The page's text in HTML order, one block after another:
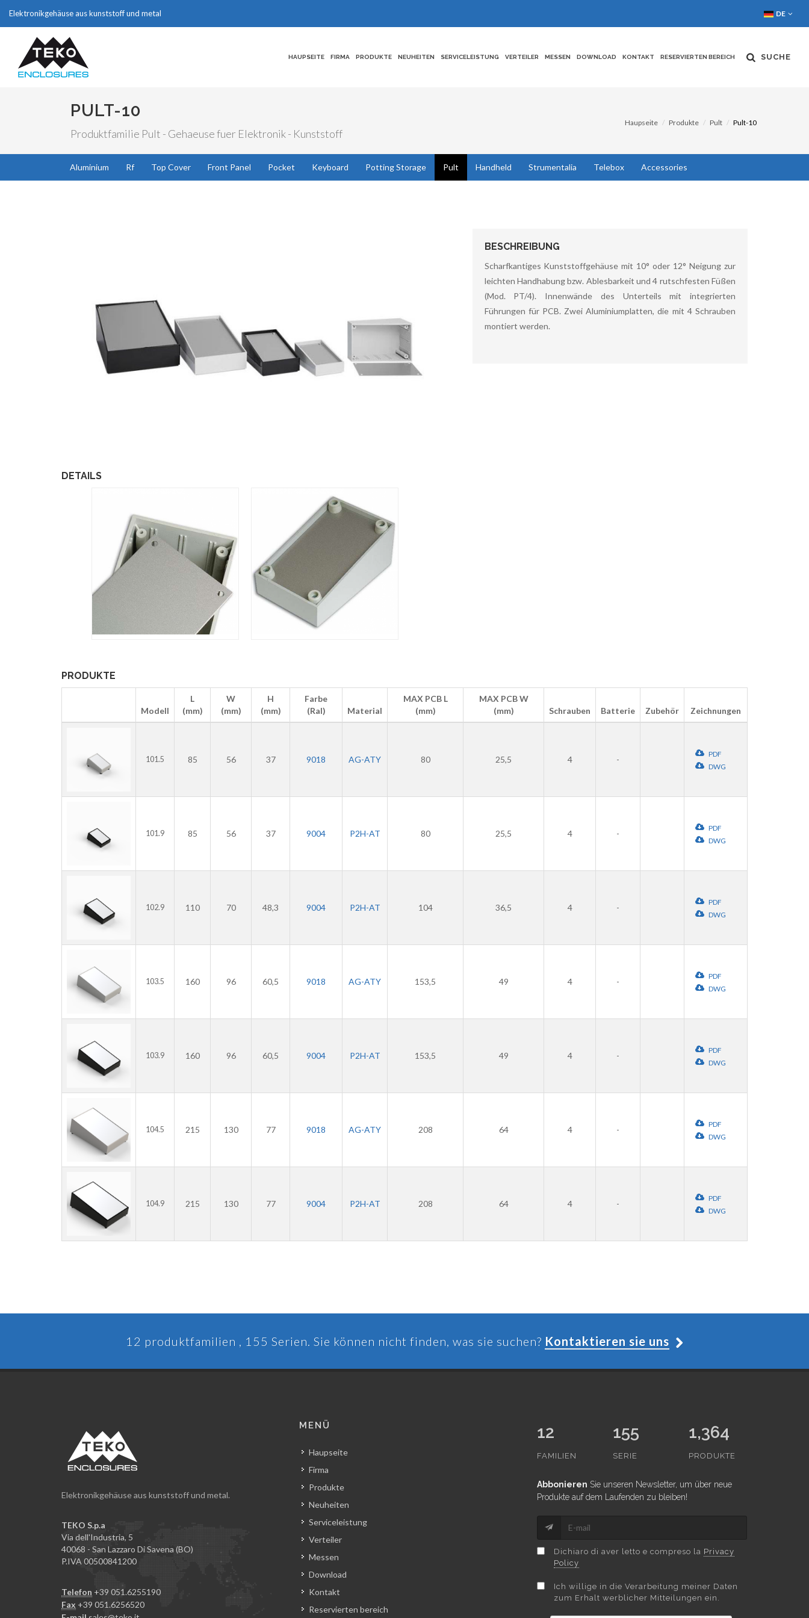
Elektronikgehäuse aus kunststoff und metal DE
HAUPSEITE FIRMA PRODUKTE NEUHEITEN SERVICELEISTUNG VERTEILER MESSEN DOWNLOAD KONTAKT RESERVIERTEN BEREICH SUCHE
PULT-10
Produktfamilie Pult - Gehaeuse fuer Elektronik - Kunststoff
Haupseite Produkte Pult Pult-10
Aluminium Rf Top Cover Front Panel Pocket Keyboard Potting Storage Pult Handheld Strumentalia Telebox Accessories
BESCHREIBUNG
Scharfkantiges Kunststoffgehäuse mit 10° oder 12° Neigung zur
leichten Handhabung bzw. Ablesbarkeit und 4 rutschfesten Füßen
(Mod. PT/4). Innenwände des Unterteils mit integrierten
Führungen für PCB. Zwei Aluminiumplatten, die mit 4 Schrauben
montiert werden.
DETAILS
PRODUKTE
Modell
L
(mm)
W
(mm)
H
(mm)
Farbe
(Ral)
Material
MAX PCB L
(mm)
MAX PCB W
(mm)
Schrauben Batterie Zubehör Zeichnungen
101.5 85 56 37 9018 AG-ATY 80 25,5 4 -
PDF
DWG
101.9 85 56 37 9004 P2H-AT 80 25,5 4 -
PDF
DWG
102.9 110 70 48,3 9004 P2H-AT 104 36,5 4 -
PDF
DWG
103.5 160 96 60,5 9018 AG-ATY 153,5 49 4 -
PDF
DWG
103.9 160 96 60,5 9004 P2H-AT 153,5 49 4 -
PDF
DWG
104.5 215 130 77 9018 AG-ATY 208 64 4 -
PDF
DWG
104.9 215 130 77 9004 P2H-AT 208 64 4 -
PDF
DWG
12 produktfamilien , 155 Serien. Sie können nicht finden, was sie suchen? Kontaktieren sie uns
Elektronikgehäuse aus kunststoff und metal.
TEKO S.p.a
Via dell'Industria, 5
40068 - San Lazzaro Di Savena (BO)
P.IVA 00500841200
Telefon +39 051.6255190
Fax +39 051.6256520
MENÜ
Haupseite
Firma
Produkte
Neuheiten
Serviceleistung
Verteiler
Messen
Download
Kontakt
Reservierten bereich
12
FAMILIEN
155
SERIE
1,364
PRODUKTE
Abbonieren Sie unseren Newsletter, um über neue
Produkte auf dem Laufenden zu bleiben!
Dichiaro di aver letto e compreso la Privacy
Policy
Ich willige in die Verarbeitung meiner Daten
zum Erhalt werblicher Mitteilungen ein.